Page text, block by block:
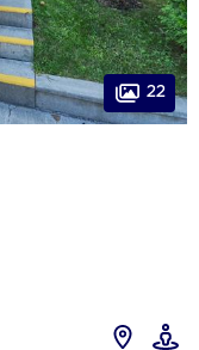
22